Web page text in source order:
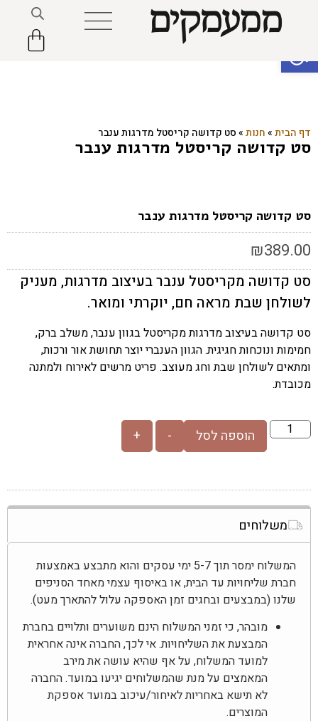
פתח סרגל נגישות
דף הבית»חנות»סט קדושה קריסטל מדרגות ענבר
סט קדושה קריסטל מדרגות ענבר
סט קדושה קריסטל מדרגות ענבר
₪389.00
סט קדושה מקריסטל ענבר בעיצוב מדרגות, מעניק
לשולחן שבת מראה חם, יוקרתי ומואר.
סט קדושה בעיצוב מדרגות מקריסטל בגוון ענבר, משלב ברק,
חמימות ונוכחות חגיגית. הגוון הענברי יוצר תחושת אור ורכות,
ומתאים לשולחן שבת וחג מעוצב. פריט מרשים לאירוח ולמתנה
מכובדת.
-
+ הוספה לסל
משלוחים
המשלוח ימסר תוך 5-7 ימי עסקים והוא מתבצע באמצעות
חברת שליחויות עד הבית, או באיסוף עצמי מאחד הסניפים
שלנו (במבצעים ובחגים זמן האספקה עלול להתארך מעט).
מובהר, כי זמני המשלוח הינם משוערים ותלויים בחברת
המבצעת את השליחויות. אי לכך, החברה אינה אחראית
למועד המשלוח, על אף שהיא עושה את מירב
המאמצים על מנת שהמשלוחים יגיעו במועד. החברה
לא תישא באחריות לאיחור/עיכוב במועד אספקת
המוצרים.